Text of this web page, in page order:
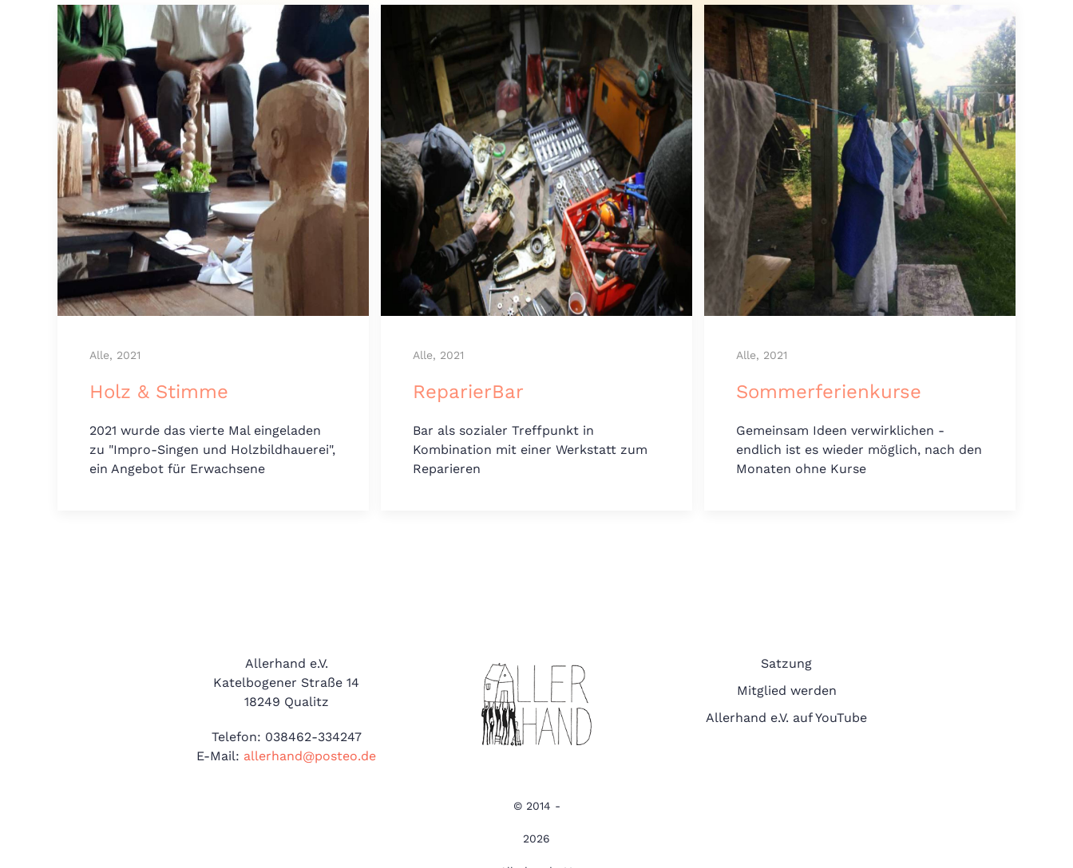
Alle, 2021
Holz & Stimme
2021 wurde das vierte Mal eingeladen
zu "Impro-Singen und Holzbildhauerei",
ein Angebot für Erwachsene
Alle, 2021
ReparierBar
Bar als sozialer Treffpunkt in
Kombination mit einer Werkstatt zum
Reparieren
Alle, 2021
Sommerferienkurse
Gemeinsam Ideen verwirklichen -
endlich ist es wieder möglich, nach den
Monaten ohne Kurse
​Allerhand e.V.
Katelbogener Straße 14
18249 Qualitz
Telefon: 038462-334247
E-Mail: allerhand@posteo.de
Satzung
Mitglied werden
Allerhand e.V. auf YouTube
© 2014 -
2026